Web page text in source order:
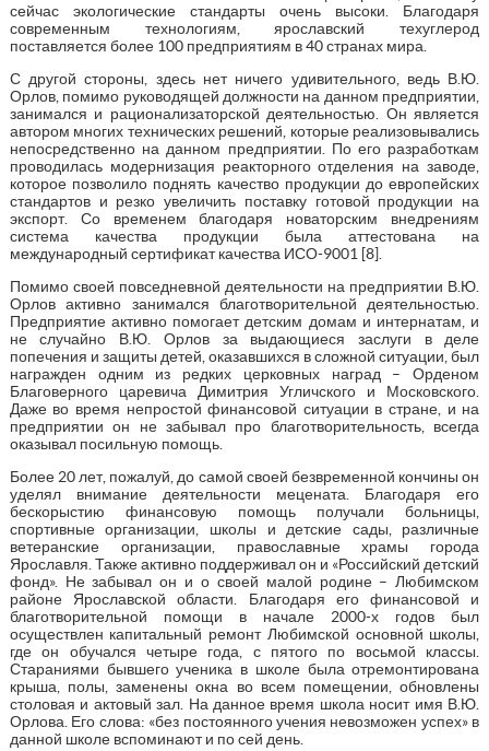
сейчас экологические стандарты очень высоки. Благодаря
современным технологиям, ярославский техуглерод
поставляется более 100 предприятиям в 40 странах мира.
С другой стороны, здесь нет ничего удивительного, ведь В.Ю.
Орлов, помимо руководящей должности на данном предприятии,
занимался и рационализаторской деятельностью. Он является
автором многих технических решений, которые реализовывались
непосредственно на данном предприятии. По его разработкам
проводилась модернизация реакторного отделения на заводе,
которое позволило поднять качество продукции до европейских
стандартов и резко увеличить поставку готовой продукции на
экспорт. Со временем благодаря новаторским внедрениям
система качества продукции была аттестована на
международный сертификат качества ИСО-9001 [8].
Помимо своей повседневной деятельности на предприятии В.Ю.
Орлов активно занимался благотворительной деятельностью.
Предприятие активно помогает детским домам и интернатам, и
не случайно В.Ю. Орлов за выдающиеся заслуги в деле
попечения и защиты детей, оказавшихся в сложной ситуации, был
награжден одним из редких церковных наград – Орденом
Благоверного царевича Димитрия Угличского и Московского.
Даже во время непростой финансовой ситуации в стране, и на
предприятии он не забывал про благотворительность, всегда
оказывал посильную помощь.
Более 20 лет, пожалуй, до самой своей безвременной кончины он
уделял внимание деятельности мецената. Благодаря его
бескорыстию финансовую помощь получали больницы,
спортивные организации, школы и детские сады, различные
ветеранские организации, православные храмы города
Ярославля. Также активно поддерживал он и «Российский детский
фонд». Не забывал он и о своей малой родине – Любимском
районе Ярославской области. Благодаря его финансовой и
благотворительной помощи в начале 2000-х годов был
осуществлен капитальный ремонт Любимской основной школы,
где он обучался четыре года, с пятого по восьмой классы.
Стараниями бывшего ученика в школе была отремонтирована
крыша, полы, заменены окна во всем помещении, обновлены
столовая и актовый зал. На данное время школа носит имя В.Ю.
Орлова. Его слова: «без постоянного учения невозможен успех» в
данной школе вспоминают и по сей день.